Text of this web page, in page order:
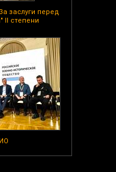
заслуги перед
II степени